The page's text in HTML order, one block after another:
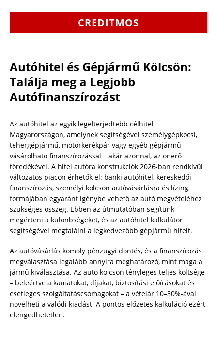
CREDITMOS
Autóhitel és Gépjármű Kölcsön:
Találja meg a Legjobb
Autófinanszírozást
Az autóhitel az egyik legelterjedtebb célhitel
Magyarországon, amelynek segítségével személygépkocsi,
tehergépjármű, motorkerékpár vagy egyéb gépjármű
vásárolható finanszírozással – akár azonnal, az önerő
töredékével. A hitel autóra konstrukciók 2026-ban rendkívül
változatos piacon érhetők el: banki autóhitel, kereskedői
finanszírozás, személyi kölcsön autóvásárlásra és lízing
formájában egyaránt igénybe vehető az autó megvételéhez
szükséges összeg. Ebben az útmutatóban segítünk
megérteni a különbségeket, és az autóhitel kalkulátor
segítségével megtalálni a legkedvezőbb gépjármű hitelt.
Az autóvásárlás komoly pénzügyi döntés, és a finanszírozás
megválasztása legalább annyira meghatározó, mint maga a
jármű kiválasztása. Az auto kölcsön tényleges teljes költsége
– beleértve a kamatokat, díjakat, biztosítási előírásokat és
esetleges szolgáltatáscsomagokat – a vételár 10–30%-ával
növelheti a valódi kiadást. A pontos előzetes kalkuláció ezért
elengedhetetlen.